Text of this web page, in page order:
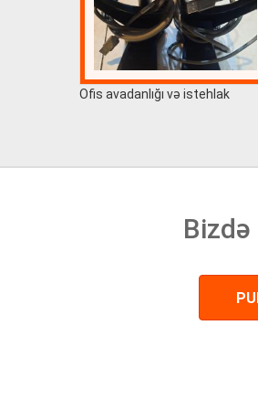
Ofis avadanlığı və istehlak